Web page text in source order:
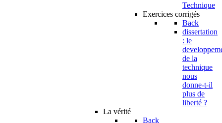
Technique
Exercices corrigés
Back
dissertation
: le
de la
technique
nous
donne-t-il
plus de
liberté ?
La vérité
Back